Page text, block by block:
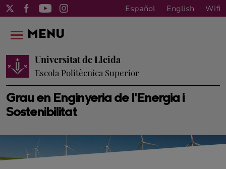
Español English Wifi
Grau en Enginyeria de l'Energia i
Sostenibilitat
Universitat de Lleida
Escola Politècnica Superior
MENU